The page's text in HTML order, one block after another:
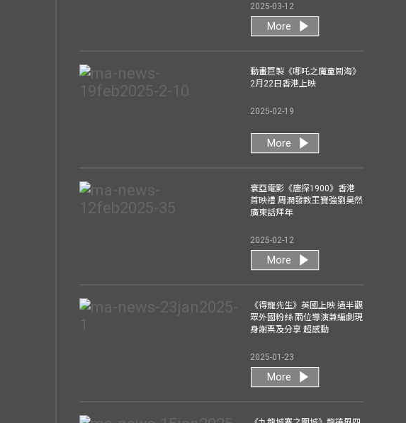
2025-03-12
More
動畫巨製《哪吒之魔童鬧海》
2月22日香港上映
2025-02-19
More
寰亞電影《唐探1900》香港
首映禮 周潤發教王寶強劉昊然
廣東話拜年
2025-02-12
More
《得寵先生》英國上映 過半觀
眾外國粉絲 兩位導演兼編劇現
身謝票及分享 超感動
2025-01-23
More